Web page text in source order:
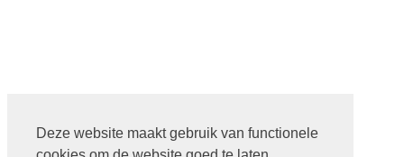
Deze website maakt gebruik van functionele